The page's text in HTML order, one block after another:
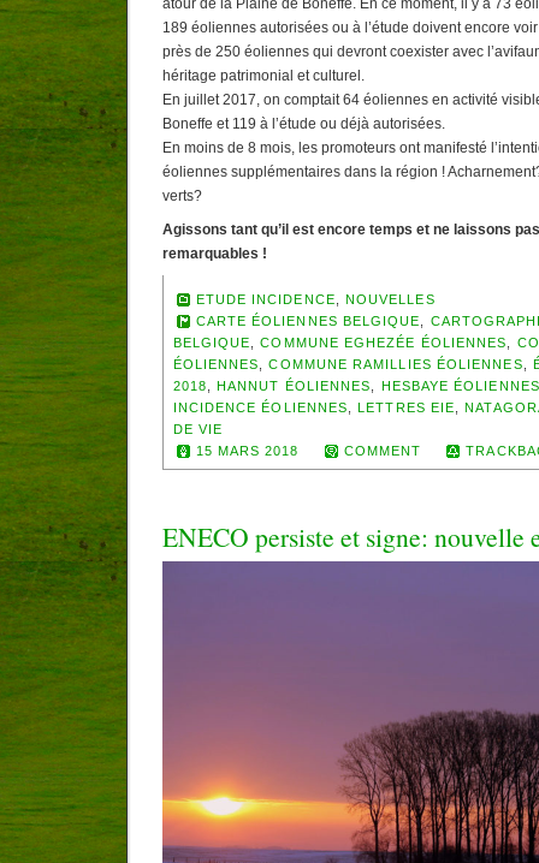
189 éoliennes autorisées ou à l’étude doivent encore
près de 250 éoliennes qui devront coexister avec
héritage patrimonial et culturel.
En juillet 2017, on comptait 64 éoliennes en activité
Boneffe et 119 à l’étude ou déjà autorisées.
En moins de 8 mois, les promoteurs ont manifesté
éoliennes supplémentaires dans la région !
verts?
Agissons tant qu’il est encore temps et ne laissons
remarquables !
ETUDE INCIDENCE
NOUVELLES
CARTE ÉOLIENNES BELGIQUE
BELGIQUE ,COMMUNE EGHEZÉE ÉOLIENNES
ÉOLIENNES
,COMMUNE RAMILLIES ÉOLIENNES
2018 ,HANNUT ÉOLIENNES
HESBAYE ÉOLIENNES
INCIDENCE ÉOLIENNES ,LETTRES EIE ,
DE VIE
15 MARS 2018
COMMENT
ENECO persiste et signe: nouvelle